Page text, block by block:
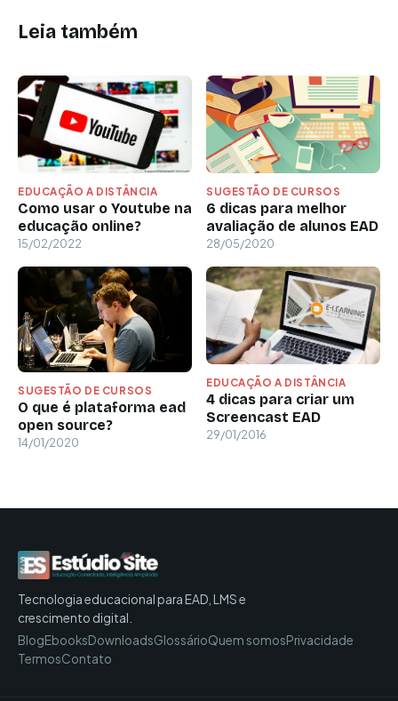
Leia também
EDUCAÇÃO A DISTÂNCIA
Como usar o Youtube na
educação online?
15/02/2022
SUGESTÃO DE CURSOS
6 dicas para melhor
avaliação de alunos EAD
28/05/2020
SUGESTÃO DE CURSOS
O que é plataforma ead
open source?
14/01/2020
EDUCAÇÃO A DISTÂNCIA
4 dicas para criar um
Screencast EAD
29/01/2016
Tecnologia educacional para EAD, LMS e
crescimento digital.
BlogEbooksDownloadsGlossárioQuem somosPrivacidade
TermosContato